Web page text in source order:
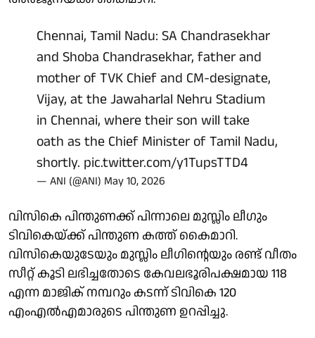
Chennai, Tamil Nadu: SA Chandrasekhar
and Shoba Chandrasekhar, father and
mother of TVK Chief and CM-designate,
Vijay, at the Jawaharlal Nehru Stadium
in Chennai, where their son will take
oath as the Chief Minister of Tamil Nadu,
shortly. pic.twitter.com/y1TupsTTD4
— ANI (@ANI) May 10, 2026
വിസികെ പിന്തുണക്ക് പിന്നാലെ മുസ്ലിം ലീഗും
ടിവികെയ്ക്ക് പിന്തുണ കത്ത് കൈമാറി.
വിസികെയുടേയും മുസ്ലിം ലീഗിന്റെയും രണ്ട് വീതം
സീറ്റ് കൂടി ലഭിച്ചതോടെ കേവലഭൂരിപക്ഷമായ 118
എന്ന മാജിക് നമ്പറും കടന്ന് ടിവികെ 120
എംഎല്‍എമാരുടെ പിന്തുണ ഉറപ്പിച്ചു.